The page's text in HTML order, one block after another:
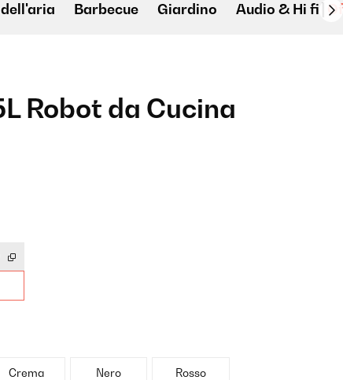
Barbecue Giardino Audio & Hi fi
Robot da Cucina
Crema
Nero Rosso